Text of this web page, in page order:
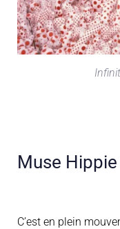
Muse Hippie
C’est en plein